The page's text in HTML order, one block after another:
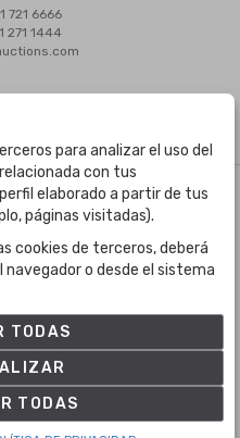
721 6666
271 1444
los derechos reservados
Networks.
para analizar el uso del
con tus
elaborado a partir de tus
páginas visitadas).
cookies de terceros, deberá
navegador o desde el sistema
TODAS
TODAS